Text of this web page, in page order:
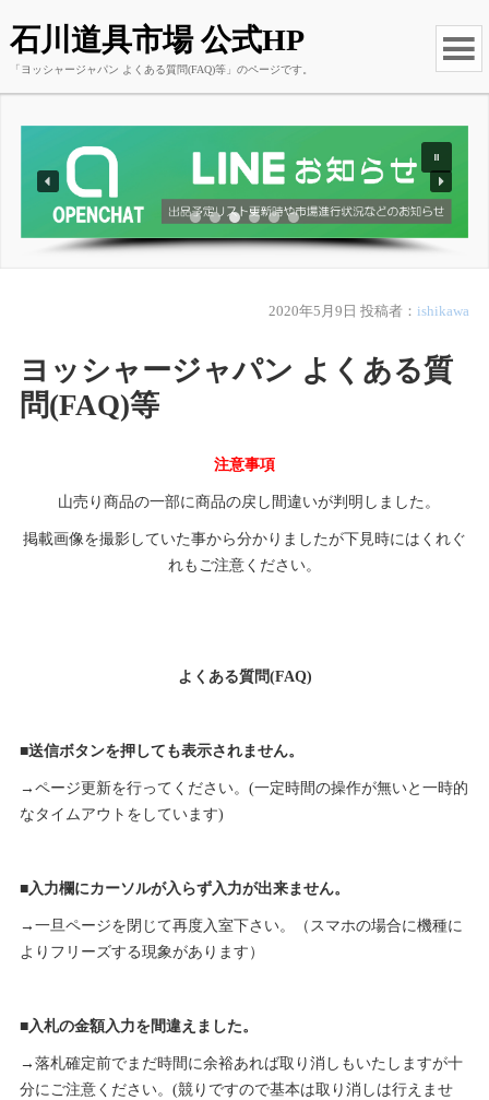
石川道具市場 公式HP
「ヨッシャージャパン よくある質問(FAQ)等」のページです。
2020年5月9日 投稿者：ishikawa
ヨッシャージャパン よくある質
問(FAQ)等
注意事項
山売り商品の一部に商品の戻し間違いが判明しました。
掲載画像を撮影していた事から分かりましたが下見時にはくれぐ
れもご注意ください。
よくある質問(FAQ)
■送信ボタンを押しても表示されません。
→ページ更新を行ってください。(一定時間の操作が無いと一時的
なタイムアウトをしています)
■入力欄にカーソルが入らず入力が出来ません。
→一旦ページを閉じて再度入室下さい。（スマホの場合に機種に
よりフリーズする現象があります）
■入札の金額入力を間違えました。
→落札確定前でまだ時間に余裕あれば取り消しもいたしますが十
分にご注意ください。(競りですので基本は取り消しは行えませ